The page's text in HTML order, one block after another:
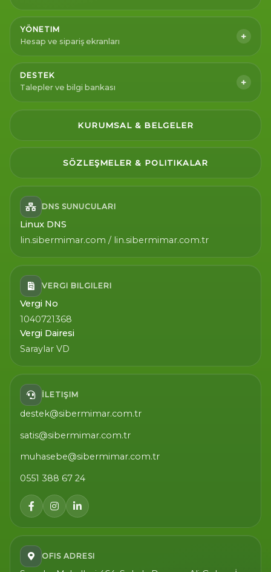
YÖNETIM
Hesap ve sipariş ekranları
+
DESTEK
Talepler ve bilgi bankası
+
KURUMSAL & BELGELER
SÖZLEŞMELER & POLITIKALAR
DNS SUNUCULARI
Linux DNS
lin.sibermimar.com / lin.sibermimar.com.tr
VERGI BILGILERI
Vergi No
1040721368
Vergi Dairesi
Saraylar VD
İLETIŞIM
destek@sibermimar.com.tr
satis@sibermimar.com.tr
muhasebe@sibermimar.com.tr
0551 388 67 24
OFIS ADRESI